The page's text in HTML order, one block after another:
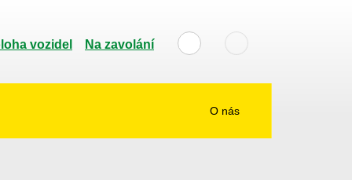
vozidel Na zavolání
O nás